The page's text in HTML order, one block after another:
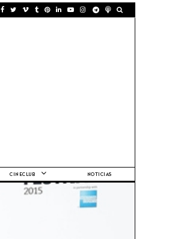
CINECLUB NOTICIAS